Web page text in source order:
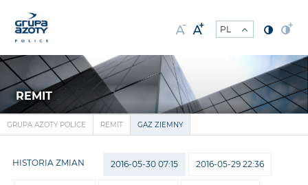
REMIT
GRUPA AZOTY POLICE REMIT GAZ ZIEMNY
HISTORIA ZMIAN 2016-05-30 07:15 2016-05-29 22:36